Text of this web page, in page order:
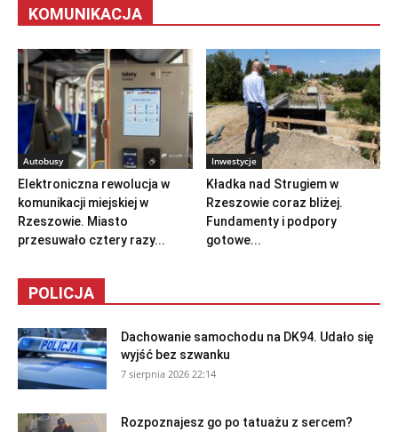
KOMUNIKACJA
Autobusy
Elektroniczna rewolucja w
komunikacji miejskiej w
Rzeszowie. Miasto
przesuwało cztery razy...
Inwestycje
Kładka nad Strugiem w
Rzeszowie coraz bliżej.
Fundamenty i podpory
gotowe...
POLICJA
Dachowanie samochodu na DK94. Udało się
wyjść bez szwanku
7 sierpnia 2026 22:14
Rozpoznajesz go po tatuażu z sercem?